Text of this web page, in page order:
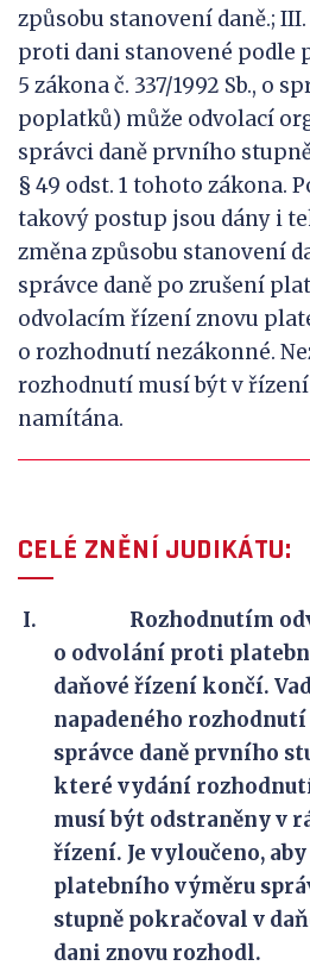
způsobu stanovení daně.;
proti dani stanovené podle
5 zákona č. 337/1992 Sb., o
poplatků) může odvolací
správci daně prvního
§ 49 odst. 1 tohoto zákona.
takový postup jsou dány i
změna způsobu stanovení
správce daně po zrušení
odvolacím řízení znovu
o rozhodnutí nezákonné.
rozhodnutí musí být v
namítána.
CELÉ ZNĚNÍ JUDIKÁTU:
Rozhodnutím
o odvolání proti
daňové řízení končí.
napadeného
správce daně prvního
které vydání
musí být odstraněny v
řízení. Je vyloučeno,
platebního výměru
stupně pokračoval v
dani znovu rozhodl.